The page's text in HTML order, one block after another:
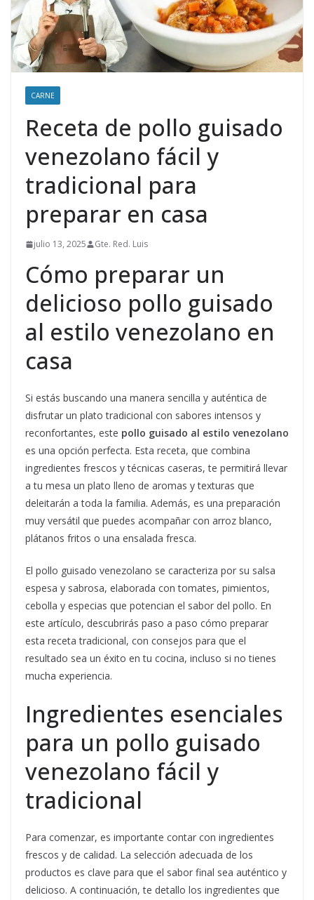
CARNE
Receta de pollo guisado
venezolano fácil y
tradicional para
preparar en casa
julio 13, 2025 Gte. Red. Luis
Cómo preparar un
delicioso pollo guisado
al estilo venezolano en
casa
Si estás buscando una manera sencilla y auténtica de
disfrutar un plato tradicional con sabores intensos y
reconfortantes, este pollo guisado al estilo venezolano
es una opción perfecta. Esta receta, que combina
ingredientes frescos y técnicas caseras, te permitirá llevar
a tu mesa un plato lleno de aromas y texturas que
deleitarán a toda la familia. Además, es una preparación
muy versátil que puedes acompañar con arroz blanco,
plátanos fritos o una ensalada fresca.
El pollo guisado venezolano se caracteriza por su salsa
espesa y sabrosa, elaborada con tomates, pimientos,
cebolla y especias que potencian el sabor del pollo. En
este artículo, descubrirás paso a paso cómo preparar
esta receta tradicional, con consejos para que el
resultado sea un éxito en tu cocina, incluso si no tienes
mucha experiencia.
Ingredientes esenciales
para un pollo guisado
venezolano fácil y
tradicional
Para comenzar, es importante contar con ingredientes
frescos y de calidad. La selección adecuada de los
productos es clave para que el sabor final sea auténtico y
delicioso. A continuación, te detallo los ingredientes que